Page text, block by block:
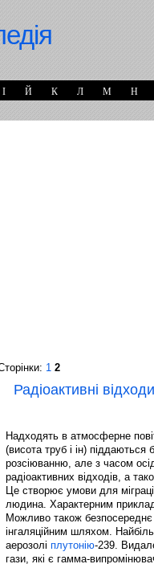
І Й К Л М Н
1 2
Радіоактивні відходи
Надходять в атмосферне
(висота труб і ін) піддаються
розсіюванню, але з часом
радіоактивних відходів, а
Це створює умови для
людина. Характерним
Можливо також безпосереднє
інгаляційним шляхом.
аерозолі плутонію-239.
гази, які є гамма-